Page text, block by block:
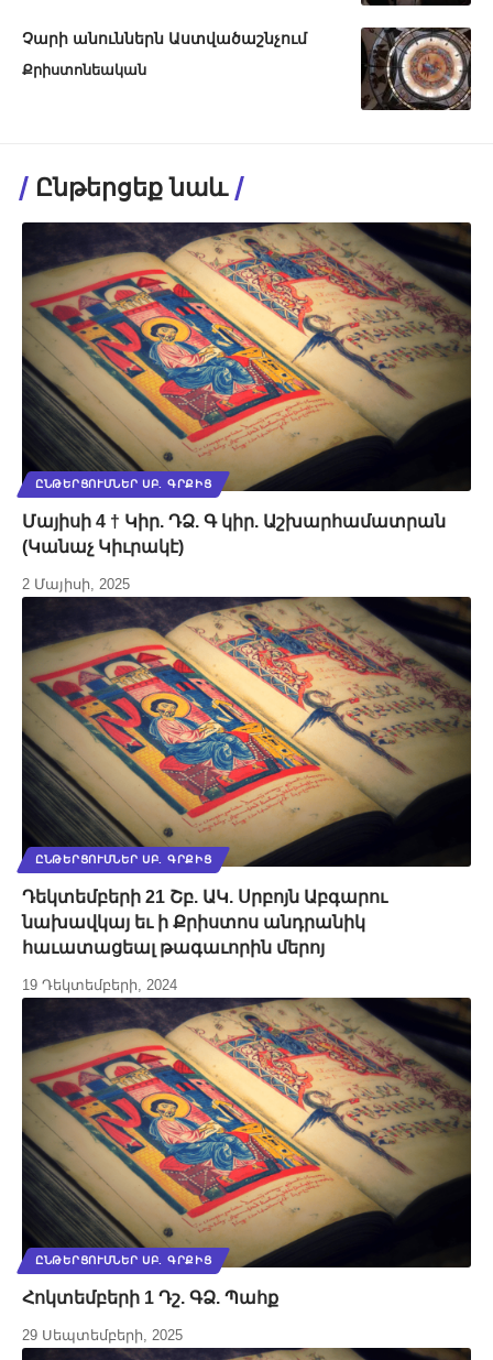
Չարի անուններն Աստվածաշնչում
Քրիստոնեական
Ընթերցեք նաև
ԸՆԹԵՐՑՈՒՄՆԵՐ ՍԲ. ԳՐՔԻՑ
Մայիսի 4 † Կիր. ԴՁ. Գ կիր. Աշխարհամատրան
(Կանաչ Կիւրակէ)
2 Մայիսի, 2025
ԸՆԹԵՐՑՈՒՄՆԵՐ ՍԲ. ԳՐՔԻՑ
Դեկտեմբերի 21 Շբ. ԱԿ. Սրբոյն Աբգարու
նախավկայ եւ ի Քրիստոս անդրանիկ
հաւատացեալ թագաւորին մերոյ
19 Դեկտեմբերի, 2024
ԸՆԹԵՐՑՈՒՄՆԵՐ ՍԲ. ԳՐՔԻՑ
Հոկտեմբերի 1 Դշ. ԳՁ. Պահք
29 Սեպտեմբերի, 2025